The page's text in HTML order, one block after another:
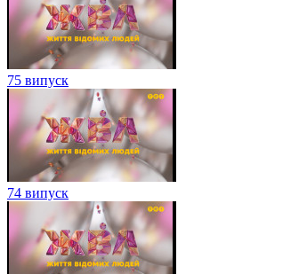
75 випуск
74 випуск